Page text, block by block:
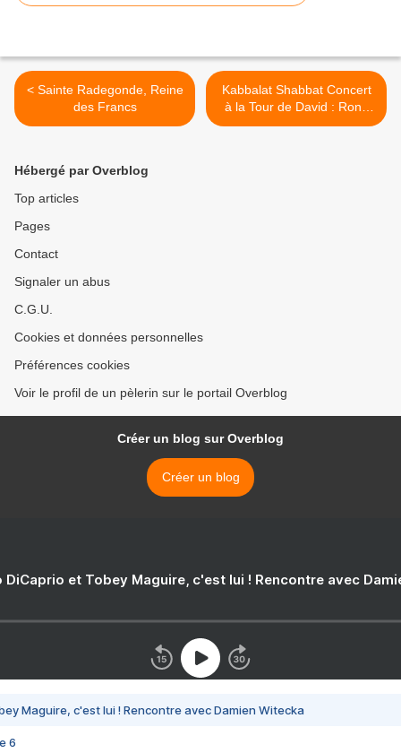
< Sainte Radegonde, Reine
des Francs
Kabbalat Shabbat Concert
à la Tour de David : Rona
Kenan >
Hébergé par Overblog
Top articles
Pages
Contact
Signaler un abus
C.G.U.
Cookies et données personnelles
Préférences cookies
Voir le profil de un pèlerin sur le portail Overblog
Créer un blog sur Overblog
Créer un blog
DiCaprio et Tobey Maguire, c'est lui ! Rencontre avec
Maguire, c'est lui ! Rencontre avec Damien Witecka
6